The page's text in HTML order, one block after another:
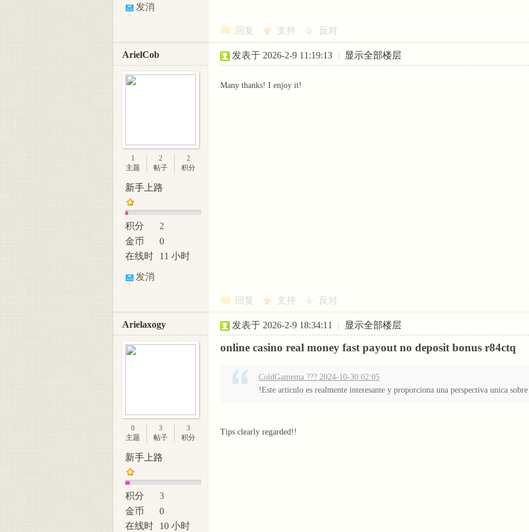
发消
回复 支持 反对
ArielCob
1
主题
2
帖子
2
积分
新手上路
积分
2
金币
0
在线时
11 小时
发消
发表于 2026-2-9 11:19:13 | 显示全部楼层
Many thanks! I enjoy it!
回复 支持 反对
Arielaxogy
0
主题
3
帖子
3
积分
新手上路
积分
3
金币
0
在线时
10 小时
发表于 2026-2-9 18:34:11 | 显示全部楼层
online casino real money fast payout no deposit bonus r84ctq
ColdGamema ??? 2024-10-30 02:05
!Este articulo es realmente interesante y proporciona una perspectiva unica
Tips clearly regarded!!